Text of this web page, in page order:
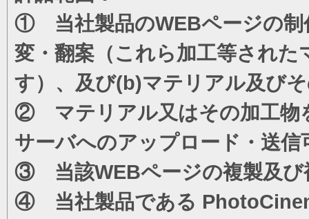
① 当社製品のWEBページの制
変・翻案（これら加工等され
す）、及び(b)マテリアル及び
② マテリアル又はその加工物
サーバへのアップロード・送信
③ 当該WEBページの複製及び
④ 当社製品である